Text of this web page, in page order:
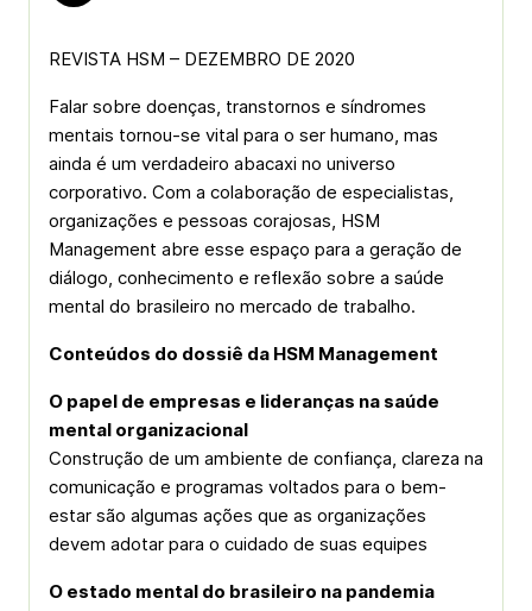
REVISTA HSM – DEZEMBRO DE 2020
Falar sobre doenças, transtornos e síndromes
mentais tornou-se vital para o ser humano, mas
ainda é um verdadeiro abacaxi no universo
corporativo. Com a colaboração de especialistas,
organizações e pessoas corajosas, HSM
Management abre esse espaço para a geração de
diálogo, conhecimento e reflexão sobre a saúde
mental do brasileiro no mercado de trabalho.
Conteúdos do dossiê da HSM Management
O papel de empresas e lideranças na saúde
mental organizacional
Construção de um ambiente de confiança, clareza na
comunicação e programas voltados para o bem-
estar são algumas ações que as organizações
devem adotar para o cuidado de suas equipes
O estado mental do brasileiro na pandemia